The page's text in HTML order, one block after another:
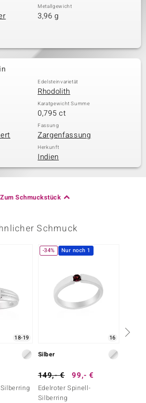
Metallgewicht
3,96 g
Edelsteinvarietät
Rhodolith
Karatgewicht Summe
0,795 ct
Fassung
Zargenfassung
Herkunft
Indien
Zum Schmuckstück
Schmuck
18-19
-34% Nur noch 1
16
Silber
149,- € 99,- €
Edelroter Spinell-
Silberring